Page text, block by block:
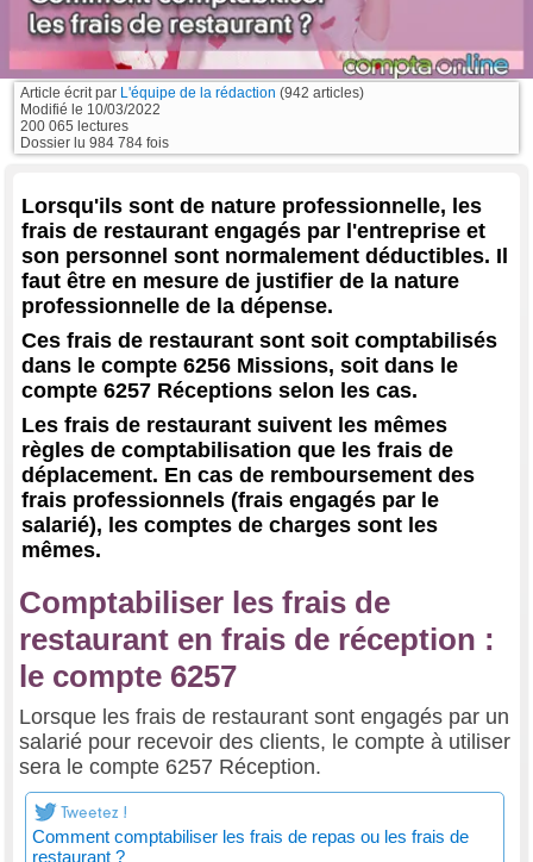
Article écrit par L'équipe de la rédaction (942 articles)
Modifié le 10/03/2022
200 065 lectures
Dossier lu 984 784 fois
Lorsqu'ils sont de nature professionnelle, les
frais de restaurant engagés par l'entreprise et
son personnel sont normalement déductibles. Il
faut être en mesure de justifier de la nature
professionnelle de la dépense.
Ces frais de restaurant sont soit comptabilisés
dans le compte 6256 Missions, soit dans le
compte 6257 Réceptions selon les cas.
Les frais de restaurant suivent les mêmes
règles de comptabilisation que les frais de
déplacement. En cas de remboursement des
frais professionnels (frais engagés par le
salarié), les comptes de charges sont les
mêmes.
Comptabiliser les frais de
restaurant en frais de réception :
le compte 6257
Lorsque les frais de restaurant sont engagés par un
salarié pour recevoir des clients, le compte à utiliser
sera le compte 6257 Réception.
Comment comptabiliser les frais de repas ou les frais de
restaurant ?